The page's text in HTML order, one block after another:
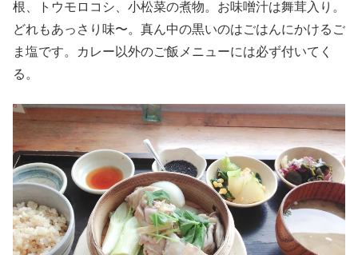
根、トウモロコシ、小松菜の煮物。お味噌汁は舞茸入り。
どれもあっさり味〜。真ん中の黒いのはごはんにかけるご
ま塩です。カレー以外のご飯メニューには必ず付いてく
る。